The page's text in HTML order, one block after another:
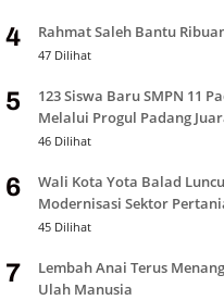
4 Rahmat Saleh Bantu
47 Dilihat
5
123 Siswa Baru SMPN 11
Melalui Progul Padang
46 Dilihat
6
Wali Kota Yota Balad
Modernisasi Sektor
45 Dilihat
7
Lembah Anai Terus
Ulah Manusia